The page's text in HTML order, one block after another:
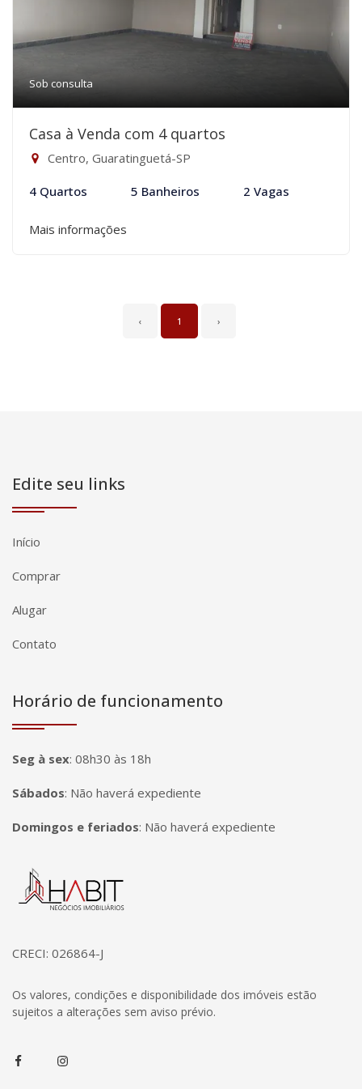
Sob consulta
Casa à Venda com 4 quartos
Centro, Guaratinguetá-SP
4 Quartos 5 Banheiros 2 Vagas
Mais informações
‹ 1 ›
Edite seu links
Início
Comprar
Alugar
Contato
Horário de funcionamento
Seg à sex: 08h30 às 18h
Sábados: Não haverá expediente
Domingos e feriados: Não haverá expediente
Página inicial
CRECI: 026864-J
Os valores, condições e disponibilidade dos imóveis estão
sujeitos a alterações sem aviso prévio.
FacebookInstagram